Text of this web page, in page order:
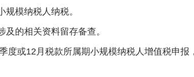
模纳税人纳税。
的相关资料留存备查。
度或12月税款所属期小规模纳税人增值税申